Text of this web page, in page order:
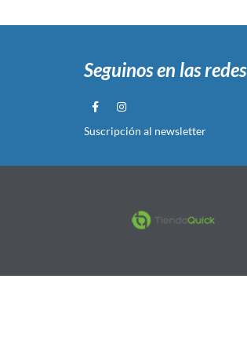
Seguinos en las redes
Suscripción al newsletter